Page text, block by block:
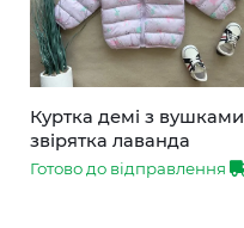
Куртка демі з вушками
звірятка лаванда
Готово до відправлення